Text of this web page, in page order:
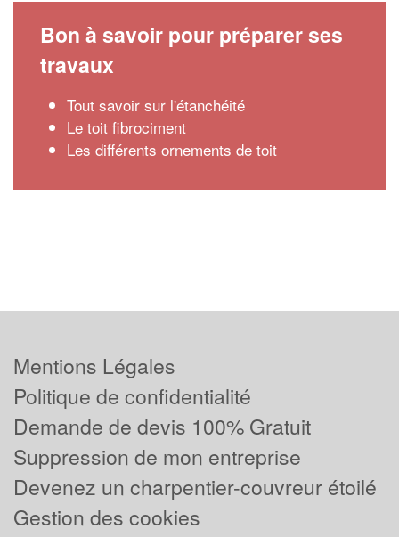
Bon à savoir pour préparer ses
travaux
Tout savoir sur l'étanchéité
Le toit fibrociment
Les différents ornements de toit
Mentions Légales
Politique de confidentialité
Demande de devis 100% Gratuit
Suppression de mon entreprise
Devenez un charpentier-couvreur étoilé
Gestion des cookies